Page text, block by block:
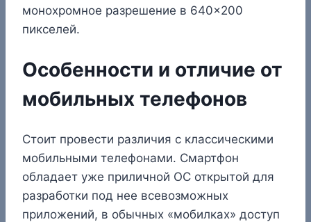
монохромное разрешение в 640×200
пикселей.
Особенности и отличие от
мобильных телефонов
Стоит провести различия с классическими
мобильными телефонами. Смартфон
обладает уже приличной ОС открытой для
разработки под нее всевозможных
приложений, в обычных «мобилках» доступ